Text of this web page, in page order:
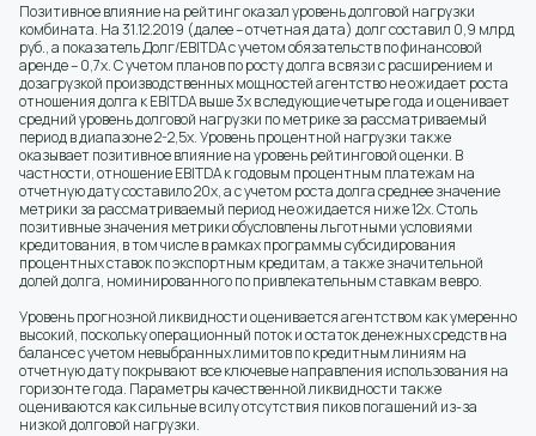
Позитивное влияние на рейтинг оказал уровень долговой нагрузки
комбината. На 31.12.2019 (далее – отчетная дата) долг составил 0,9 млрд
руб., а показатель Долг/EBITDA с учетом обязательств по финансовой
аренде – 0,7х. С учетом планов по росту долга в связи с расширением и
дозагрузкой производственных мощностей агентство не ожидает роста
отношения долга к EBITDA выше 3х в следующие четыре года и оценивает
средний уровень долговой нагрузки по метрике за рассматриваемый
период в диапазоне 2-2,5х. Уровень процентной нагрузки также
оказывает позитивное влияние на уровень рейтинговой оценки. В
частности, отношение EBITDA к годовым процентным платежам на
отчетную дату составило 20х, а с учетом роста долга среднее значение
метрики за рассматриваемый период не ожидается ниже 12х. Столь
позитивные значения метрики обусловлены льготными условиями
кредитования, в том числе в рамках программы субсидирования
процентных ставок по экспортным кредитам, а также значительной
долей долга, номинированного по привлекательным ставкам в евро.
Уровень прогнозной ликвидности оценивается агентством как умеренно
высокий, поскольку операционный поток и остаток денежных средств на
балансе с учетом невыбранных лимитов по кредитным линиям на
отчетную дату покрывают все ключевые направления использования на
горизонте года. Параметры качественной ликвидности также
оцениваются как сильные в силу отсутствия пиков погашений из-за
низкой долговой нагрузки.